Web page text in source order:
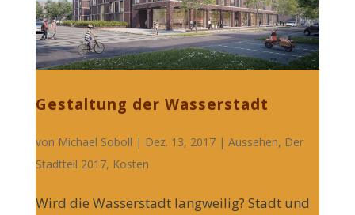
Gestaltung der Wasserstadt
von Michael Soboll | Dez. 13, 2017 | Aussehen, Der
Stadtteil 2017, Kosten
Wird die Wasserstadt langweilig? Stadt und